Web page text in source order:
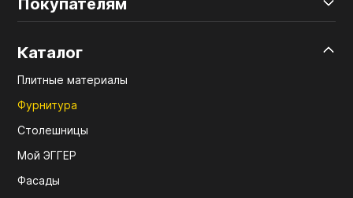
Покупателям
Каталог
Плитные материалы
Фурнитура
Столешницы
Мой ЭГГЕР
Фасады